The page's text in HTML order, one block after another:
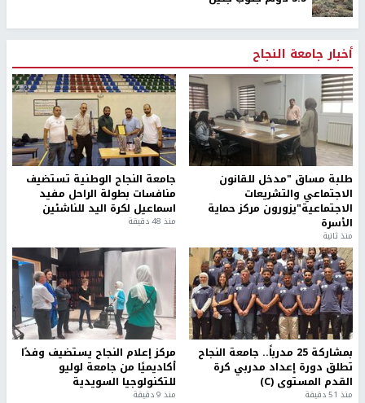
أخبار جامعة النجاح
طلبة مساق "مدخل للقانون
الاجتماعي والتشريعات
الاجتماعية"يزورون مركز حماية
الأسرة
منذ ثانية
جامعة النجاح الوطنية تستضيف
منافسات بطولة الراحل مفيد
اسماعيل لكرة اليد للناشئين
منذ 48 دقيقة
بمشاركة 25 مدرباً.. جامعة النجاح
تطلق دورة إعداد مدربي كرة
القدم المستوى (C)
منذ 51 دقيقة
مركز إعلام النجاح يستضيف وفدًا
أكاديميًا من جامعة لوليو
للتكنولوجيا السويدية
منذ 9 دقيقة